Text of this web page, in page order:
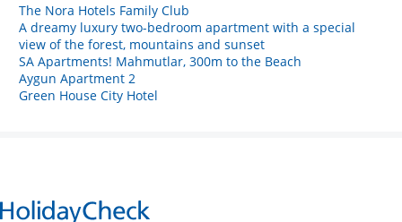
The Nora Hotels Family Club
A dreamy luxury two-bedroom apartment with a special
view of the forest, mountains and sunset
SA Apartments! Mahmutlar, 300m to the Beach
Aygun Apartment 2
Green House City Hotel